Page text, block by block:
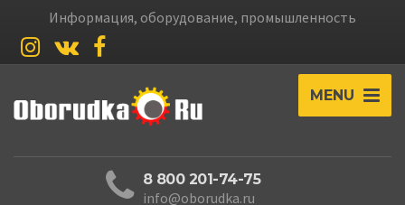
Информация, оборудование, промышленность
MENU
8 800 201-74-75
info@oborudka.ru